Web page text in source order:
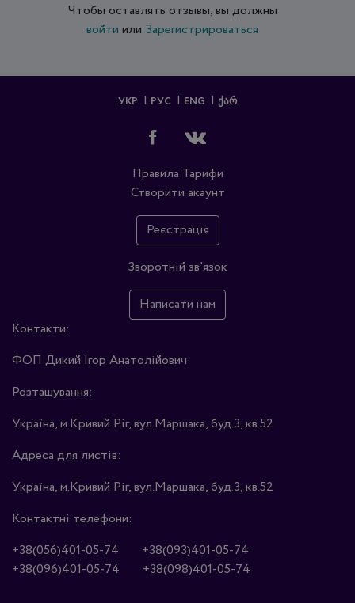
Чтобы оставлять отзывы, вы должны
войти или Зарегистрироваться
УКР РУС ENG ᲥᲐᲠ
Правила Тарифи
Створити акаунт
Реєстрація
Зворотній зв'язок
Написати нам
Контакти:
ФОП Дикий Ігор Анатолійович
Розташування:
Україна, м.Кривий Ріг, вул.Маршака, буд.3, кв.52
Адреса для листів:
Україна, м.Кривий Ріг, вул.Маршака, буд.3, кв.52
Контактні телефони:
+38(056)401-05-74
+38(093)401-05-74
+38(096)401-05-74
+38(098)401-05-74